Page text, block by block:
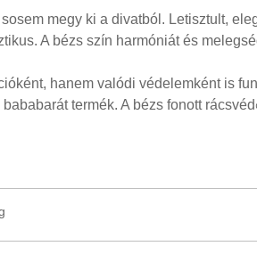
megy ki a divatból. Letisztult,
A bézs szín harmóniát és
hanem valódi védelemként is
termék. A bézs fonott